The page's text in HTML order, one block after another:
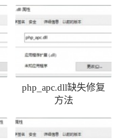
php_apc.dll缺失修复
方法